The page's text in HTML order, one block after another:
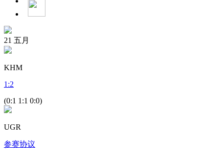
21 五月
KHM
1 :2
(0:1 1:1 0:0)
UGR
参赛协议